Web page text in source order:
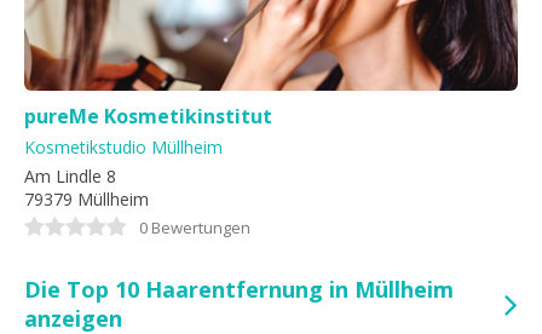
pureMe Kosmetikinstitut
Kosmetikstudio Müllheim
Am Lindle 8
79379 Müllheim
0 Bewertungen
Die Top 10 Haarentfernung in Müllheim
anzeigen